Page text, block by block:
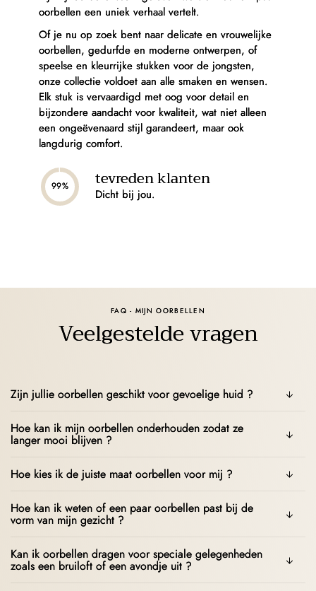
oorbellen een uniek verhaal vertelt.
Of je nu op zoek bent naar delicate en vrouwelijke
oorbellen, gedurfde en moderne ontwerpen, of
speelse en kleurrijke stukken voor de jongsten,
onze collectie voldoet aan alle smaken en wensen.
Elk stuk is vervaardigd met oog voor detail en
bijzondere aandacht voor kwaliteit, wat niet alleen
een ongeëvenaard stijl garandeert, maar ook
langdurig comfort.
99% tevreden klanten
Dicht bij jou.
FAQ - MIJN OORBELLEN
Veelgestelde vragen
Zijn jullie oorbellen geschikt voor gevoelige huid ?
Hoe kan ik mijn oorbellen onderhouden zodat ze
langer mooi blijven ?
Hoe kies ik de juiste maat oorbellen voor mij ?
Hoe kan ik weten of een paar oorbellen past bij de
vorm van mijn gezicht ?
Kan ik oorbellen dragen voor speciale gelegenheden
zoals een bruiloft of een avondje uit ?